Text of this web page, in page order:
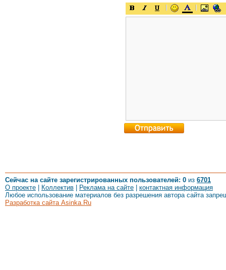
Сейчас на сайте зарегистрированных пользователей: 0 из 6701
О проекте
Коллектив Реклама на сайте
контактная информация
Любое использование материалов без разрешения автора сайта
Разработка сайта Asinka.Ru